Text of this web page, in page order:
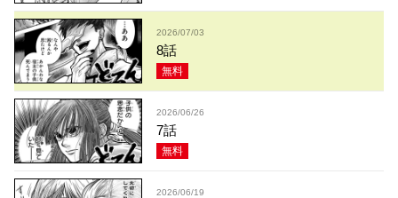
2026/07/03
8話
無料
2026/06/26
7話
無料
2026/06/19